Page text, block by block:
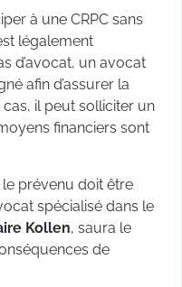
à une CRPC sans
légalement
d’avocat, un avocat
afin d’assurer la
il peut solliciter un
financiers sont
prévenu doit être
spécialisé dans le
Kollen, saura le
de